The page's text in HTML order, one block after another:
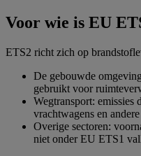
Voor wie is EU
ETS2 richt zich op
De gebouwde
gebruikt voor
Wegtransport: emissies
vrachtwagens en
Overige sectoren:
niet onder EU ETS1